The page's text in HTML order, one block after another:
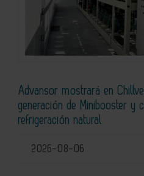
Advansor mostrará en
generación de Minibooster y
refrigeración natural
2026-08-06